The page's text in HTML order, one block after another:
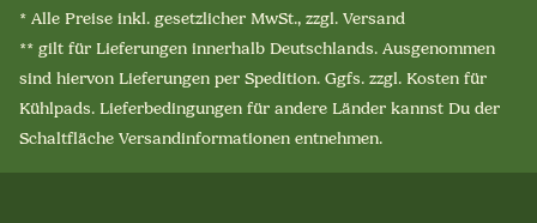
* Alle Preise inkl. gesetzlicher MwSt., zzgl. Versand
** gilt für Lieferungen innerhalb Deutschlands. Ausgenommen
sind hiervon Lieferungen per Spedition. Ggfs. zzgl. Kosten für
Kühlpads. Lieferbedingungen für andere Länder kannst Du der
Schaltfläche Versandinformationen entnehmen.